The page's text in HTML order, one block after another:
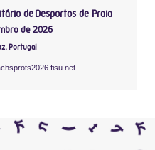
de Desportos de Praia
de 2026
Portugal